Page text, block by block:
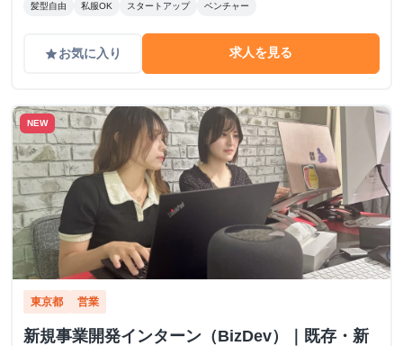
髪型自由 私服OK スタートアップ ベンチャー
gradeお気に入り 求人を見る
NEW
東京都 営業
新規事業開発インターン（BizDev）｜既存・新